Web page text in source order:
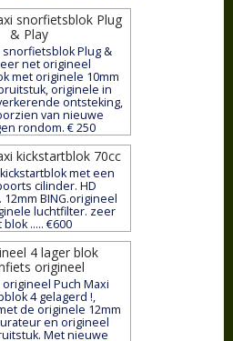
snorfietsblok Plug &
net origineel
met originele 10mm
originele in
ontsteking,
van nieuwe
rondom. € 250
met een
cilinder. HD
BING.origineel
luchtfilter. zeer
blok ..... €600
Puch Maxi
4 gelagerd !,
de originele 12mm
en origineel
Met nieuwe